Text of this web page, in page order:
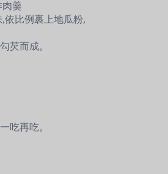
肉羹
依比例裹上地瓜粉,
芡而成。
吃再吃。